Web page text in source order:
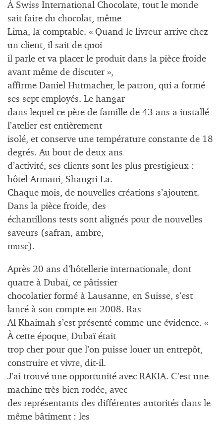
À Swiss International Chocolate, tout le monde
sait faire du chocolat, même
Lima, la comptable. « Quand le livreur arrive chez
un client, il sait de quoi
il parle et va placer le produit dans la pièce froide
avant même de discuter »,
affirme Daniel Hutmacher, le patron, qui a formé
ses sept employés. Le hangar
dans lequel ce père de famille de 43 ans a installé
l’atelier est entièrement
isolé, et conserve une température constante de 18
degrés. Au bout de deux ans
d’activité, ses clients sont les plus prestigieux :
hôtel Armani, Shangri La.
Chaque mois, de nouvelles créations s’ajoutent.
Dans la pièce froide, des
échantillons tests sont alignés pour de nouvelles
saveurs (safran, ambre,
musc).
Après 20 ans d’hôtellerie internationale, dont
quatre à Dubaï, ce pâtissier
chocolatier formé à Lausanne, en Suisse, s’est
lancé à son compte en 2008. Ras
Al Khaimah s’est présenté comme une évidence. «
À cette époque, Dubaï était
trop cher pour que l’on puisse louer un entrepôt,
construire et vivre, dit-il.
J’ai trouvé une opportunité avec RAKIA. C’est une
machine très bien rodée, avec
des représentants des différentes autorités dans le
même bâtiment : les